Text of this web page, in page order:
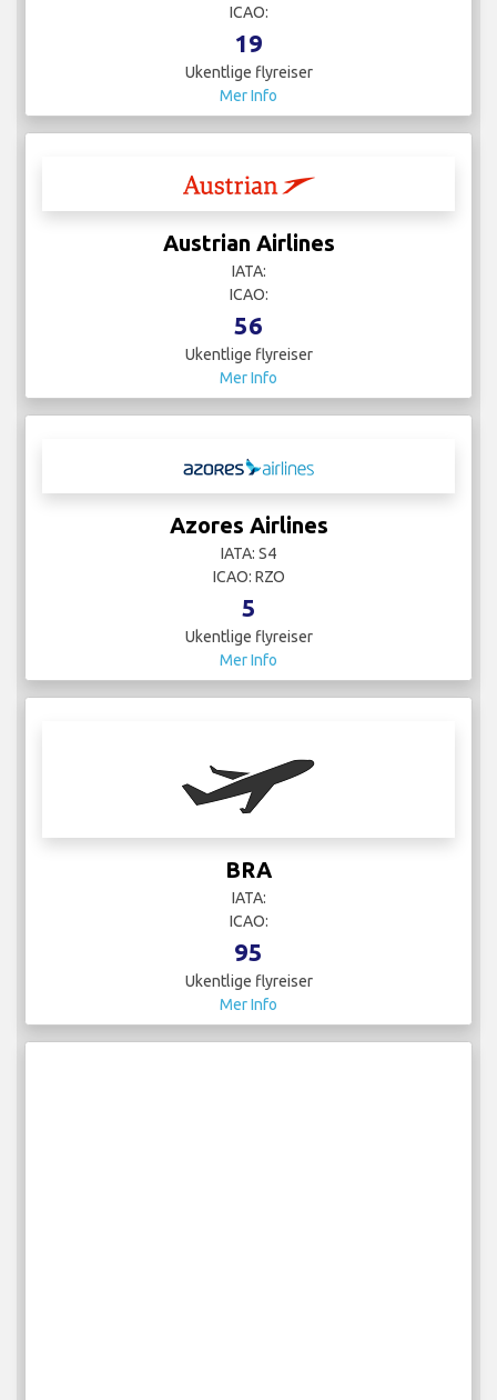
ICAO:
19
Ukentlige flyreiser
Mer Info
Austrian Airlines
IATA:
ICAO:
56
Ukentlige flyreiser
Mer Info
Azores Airlines
IATA: S4
ICAO: RZO
5
Ukentlige flyreiser
Mer Info
BRA
IATA:
ICAO:
95
Ukentlige flyreiser
Mer Info